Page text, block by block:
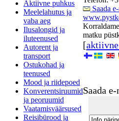
Aktiivne puhkus
Meelelahutus ja
vaba aeg
Ilusalongid ja
iluteenused
Autorent ja
transport
Ostukohad ja
teenused
Mood ja riidepoed
Konverentsiruumid
ja peoruumid
Vaatamisväärsused
Reisibürood ja
Saada
matku
[
Saada